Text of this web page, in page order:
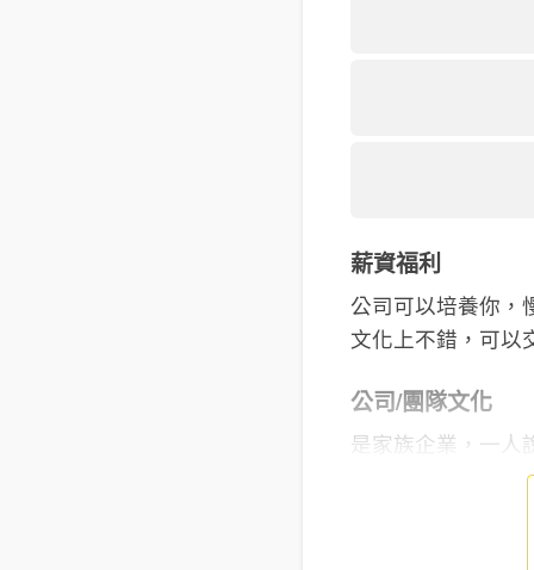
薪資福利
公司可以培養你，
文化上不錯，可以
公司/團隊文化
是家族企業，一人